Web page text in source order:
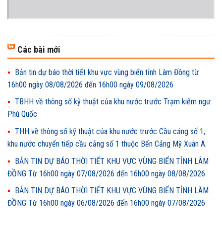
Các bài mới
Bản tin dự báo thời tiết khu vực vùng biển tỉnh Lâm Đồng từ
16h00 ngày 08/08/2026 đến 16h00 ngày 09/08/2026
TBHH về thông số kỹ thuật của khu nước trước Trạm kiểm ngư
Phú Quốc
THH về thông số kỹ thuật của khu nước trước Cầu cảng số 1,
khu nước chuyển tiếp cầu cảng số 1 thuộc Bến Cảng Mỹ Xuân A.
BẢN TIN DỰ BÁO THỜI TIẾT KHU VỰC VÙNG BIỂN TỈNH LÂM
ĐỒNG Từ 16h00 ngày 07/08/2026 đến 16h00 ngày 08/08/2026
BẢN TIN DỰ BÁO THỜI TIẾT KHU VỰC VÙNG BIỂN TỈNH LÂM
ĐỒNG Từ 16h00 ngày 06/08/2026 đến 16h00 ngày 07/08/2026